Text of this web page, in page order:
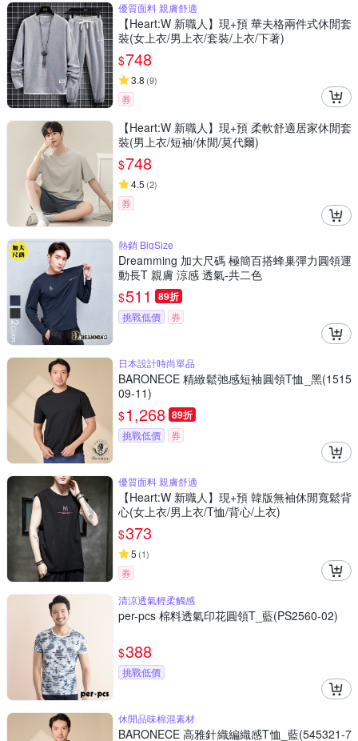
優質面料 親膚舒適
【Heart:W 新職人】現+預 華夫格兩件式休閒套
裝(女上衣/男上衣/套裝/上衣/下著)
$748
3.8 (9)
券
【Heart:W 新職人】現+預 柔軟舒適居家休閒套
裝(男上衣/短袖/休閒/莫代爾)
$748
4.5 (2)
券
熱銷 BigSize
Dreamming 加大尺碼 極簡百搭蜂巢彈力圓領運
動長T 親膚 涼感 透氣-共二色
$511 89折
挑戰低價 券
日本設計時尚單品
BARONECE 精緻鬆弛感短袖圓領T恤_黑(1515
09-11)
$1,268 89折
挑戰低價 券
優質面料 親膚舒適
【Heart:W 新職人】現+預 韓版無袖休閒寬鬆背
心(女上衣/男上衣/T恤/背心/上衣)
$373
5 (1)
券
清涼透氣輕柔觸感
per-pcs 棉料透氣印花圓領T_藍(PS2560-02)
$388
挑戰低價
休閒品味棉混素材
BARONECE 高雅針織編織感T恤_藍(545321-7